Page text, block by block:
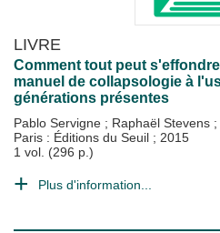
LIVRE
Comment tout peut
manuel de collapsologie à
générations présentes
Pablo Servigne ; Raphaël Stevens ;
Paris : Éditions du Seuil ; 2015
1 vol. (296 p.)
Plus d'information...